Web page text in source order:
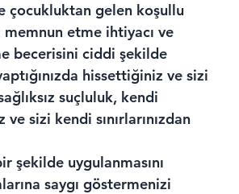
çocukluktan gelen koşullu
etme ihtiyacı ve
becerisini ciddi şekilde
hissettiğiniz ve sizi
suçluluk, kendi
sizi kendi sınırlarınızdan
uygulanmasını
saygı göstermenizi